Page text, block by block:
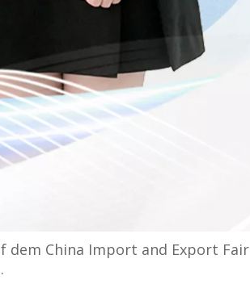
dem China Import and Export Fair